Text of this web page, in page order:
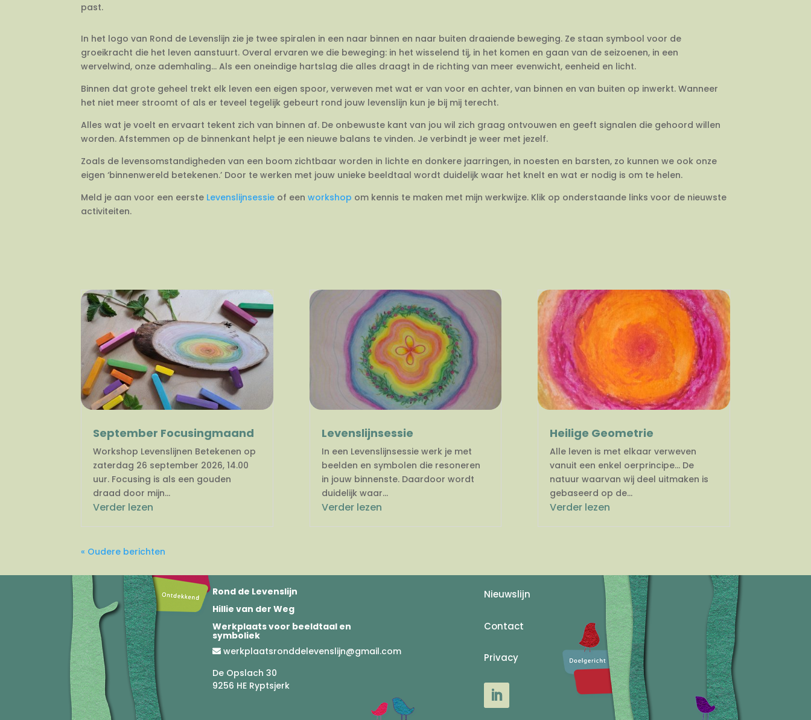
past.
In het logo van Rond de Levenslijn zie je twee spiralen in een naar binnen en naar buiten draaiende beweging. Ze staan symbool voor de
groeikracht die het leven aanstuurt. Overal ervaren we die beweging: in het wisselend tij, in het komen en gaan van de seizoenen, in een
wervelwind, onze ademhaling… Als een oneindige hartslag die alles draagt in de richting van meer evenwicht, eenheid en licht.
Binnen dat grote geheel trekt elk leven een eigen spoor, verweven met wat er van voor en achter, van binnen en van buiten op inwerkt. Wanneer
het niet meer stroomt of als er teveel tegelijk gebeurt rond jouw levenslijn kun je bij mij terecht.
Alles wat je voelt en ervaart tekent zich van binnen af. De onbewuste kant van jou wil zich graag ontvouwen en geeft signalen die gehoord willen
worden. Afstemmen op de binnenkant helpt je een nieuwe balans te vinden. Je verbindt je weer met jezelf.
Zoals de levensomstandigheden van een boom zichtbaar worden in lichte en donkere jaarringen, in noesten en barsten, zo kunnen we ook onze
eigen ‘binnenwereld betekenen.’ Door te werken met jouw unieke beeldtaal wordt duidelijk waar het knelt en wat er nodig is om te helen.
Meld je aan voor een eerste Levenslijnsessie of eenworkshop om kennis te maken met mijn werkwijze. Klik op onderstaande links voor de nieuwste
activiteiten.
September Focusingmaand
Workshop Levenslijnen Betekenen op
zaterdag 26 september 2026, 14.00
uur. Focusing is als een gouden
draad door mijn...
Verder lezen
Levenslijnsessie
In een Levenslijnsessie werk je met
beelden en symbolen die resoneren
in jouw binnenste. Daardoor wordt
duidelijk waar...
Verder lezen
Heilige Geometrie
Alle leven is met elkaar verweven
vanuit een enkel oerprincipe… De
natuur waarvan wij deel uitmaken is
gebaseerd op de...
Verder lezen
« Oudere berichten
Rond de Levenslijn
Hillie van der Weg
Werkplaats voor beeldtaal en
symboliek
werkplaatsronddelevenslijn@gmail.com
De Opslach 30
9256 HE Ryptsjerk
Nieuwslijn
Contact
Privacy